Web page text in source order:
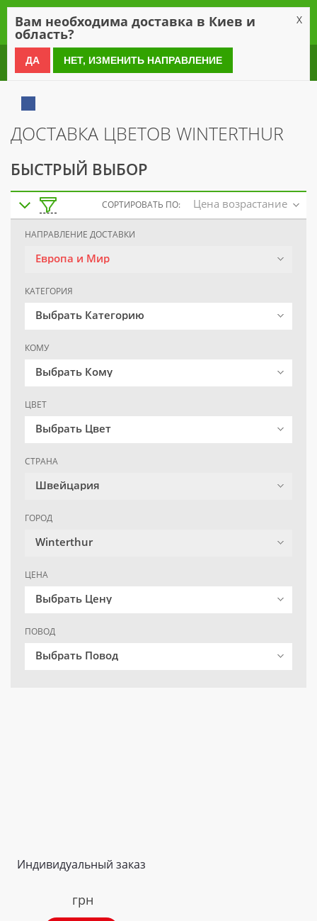
0 800 21 54 55
ДОСТАВКА ЦВЕТОВ WINTERTHUR
БЫСТРЫЙ ВЫБОР
СОРТИРОВАТЬ ПО: Цена возрастание
НАПРАВЛЕНИЕ ДОСТАВКИ
Европа и Мир
КАТЕГОРИЯ
Выбрать Категорию
КОМУ
Выбрать Кому
ЦВЕТ
Выбрать Цвет
СТРАНА
Швейцария
ГОРОД
Winterthur
ЦЕНА
Выбрать Цену
ПОВОД
Выбрать Повод
Индивидуальный заказ
грн
Вам необходима доставка в Киев и
область?
X
ДА НЕТ, ИЗМЕНИТЬ НАПРАВЛЕНИЕ